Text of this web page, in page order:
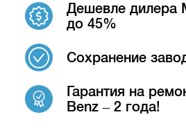
Дешевле дилера
до 45%
Сохранение
Гарантия на
Benz – 2 года!